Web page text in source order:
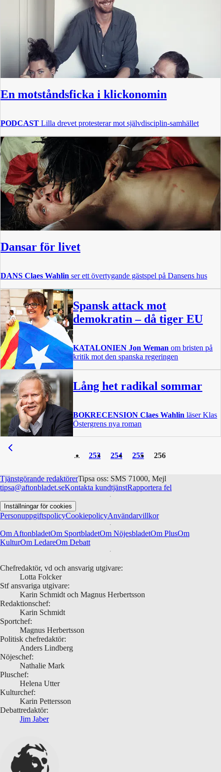
En motståndsficka i klickonomin
PODCAST Lilla drevet protesterar mot självdisciplin-samhället
Dansar för livet
DANS Claes Wahlin ser ett övertygande gästspel på Dansens hus
Spansk attack mot
demokratin – då tiger EU
KATALONIEN Jon Weman om bristen på
kritik mot den spanska regeringen
Lång het radikal sommar
BOKRECENSION Claes Wahlin läser Klas
Östergrens nya roman
253 254 255 256
Tjänstgörande redaktörerTipsa oss: SMS 71000, Mejl
tipsa@aftonbladet.seKontakta kundtjänstRapportera fel
Inställningar för cookies
PersonuppgiftspolicyCookiepolicyAnvändarvillkor
Om AftonbladetOm SportbladetOm NöjesbladetOm PlusOm
KulturOm LedareOm Debatt
Chefredaktör, vd och ansvarig utgivare:
Lotta Folcker
Stf ansvariga utgivare:
Karin Schmidt och Magnus Herbertsson
Redaktionschef:
Karin Schmidt
Sportchef:
Magnus Herbertsson
Politisk chefredaktör:
Anders Lindberg
Nöjeschef:
Nathalie Mark
Pluschef:
Helena Utter
Kulturchef:
Karin Pettersson
Debattredaktör:
Jim Jaber